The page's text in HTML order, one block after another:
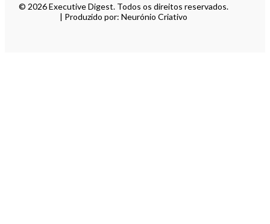
© 2026 Executive Digest. Todos os direitos reservados.
| Produzido por: Neurónio Criativo